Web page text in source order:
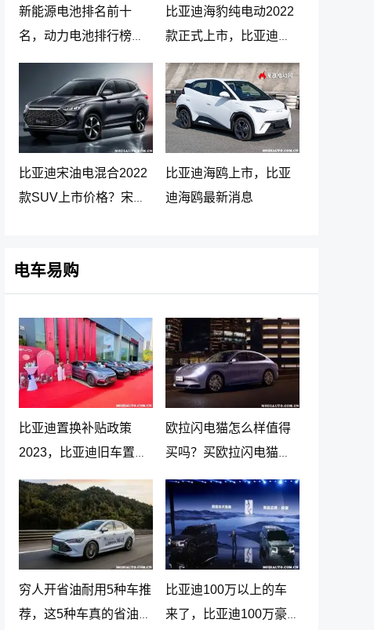
新能源电池排名前十
名，动力电池排行榜前
十名
比亚迪海豹纯电动2022
款正式上市，比亚迪海
豹纯电动报价20.98万起
比亚迪宋油电混合2022
款SUV上市价格？宋
比亚迪海鸥上市，比亚
迪海鸥最新消息
电车易购
比亚迪置换补贴政策
2023，比亚迪旧车置换
新车价格表
欧拉闪电猫怎么样值得
买吗？买欧拉闪电猫十
大忠告
穷人开省油耐用5种车推
荐，这5种车真的省油又
比亚迪100万以上的车
来了，比亚迪100万豪